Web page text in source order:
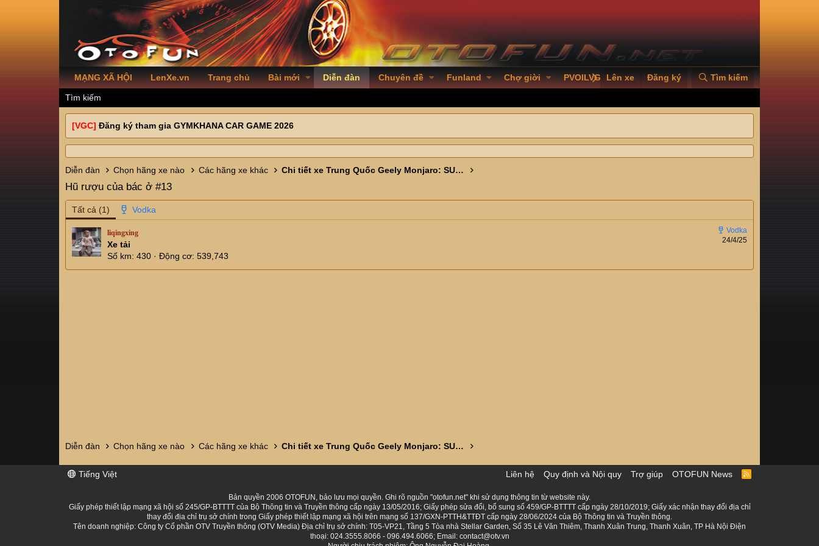
MẠNG XÃ HỘI LenXe.vn Trang chủ Bài mới Diễn đàn Chuyên đề Funland Chợ giời PVOILVGC2026
Lên xe Đăng ký Tìm kiếm
Tìm kiếm
[VGC] Đăng ký tham gia GYMKHANA CAR GAME 2026
Diễn đàn Chọn hãng xe nào Các hãng xe khác Chi tiết xe Trung Quốc Geely Monjaro: SUV cỡ D nhiều trang bị lạ
Hũ rượu của bác ở #13
Tất cả (1)
24/4/25
liqingxing
Xe tải
Số km 430 Động cơ 539,743
Diễn đàn Chọn hãng xe nào Các hãng xe khác Chi tiết xe Trung Quốc Geely Monjaro: SUV cỡ D nhiều trang bị lạ
Tiếng Việt Liên hệ Quy định và Nội quy Trợ giúp OTOFUN News
R
Bản quyền 2006 OTOFUN, bảo lưu mọi quyền. Ghi rõ nguồn "otofun.net" khi sử dụng thông tin từ website này.
Giấy phép thiết lập mạng xã hội số 245/GP-BTTTT của Bộ Thông tin và Truyền thông cấp ngày 13/05/2016; Giấy phép sửa đổi, bổ sung số 459/GP-BTTTT cấp ngày 28/10/2019; Giấy xác nhận thay đổi địa chỉ
thay đổi địa chỉ trụ sở chính trong Giấy phép thiết lập mạng xã hội trên mạng số 137/GXN-PTTH&TTĐT cấp ngày 28/06/2024 của Bộ Thông tin và Truyền thông.
Tên doanh nghiệp: Công ty Cổ phần OTV Truyền thông (OTV Media) Địa chỉ trụ sở chính: T05-VP21, Tầng 5 Tòa nhà Stellar Garden, Số 35 Lê Văn Thiêm, Thanh Xuân Trung, Thanh Xuân, TP Hà Nội Điện
thoại: 024.3555.8066 - 096.494.6066; Email: contact@otv.vn